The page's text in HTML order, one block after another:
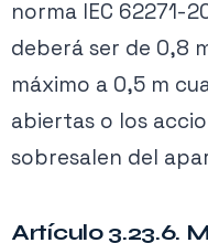
norma IEC 62271-
deberá ser de 0,8
máximo a 0,5 m
abiertas o los
sobresalen del
Artículo 3.23.6.